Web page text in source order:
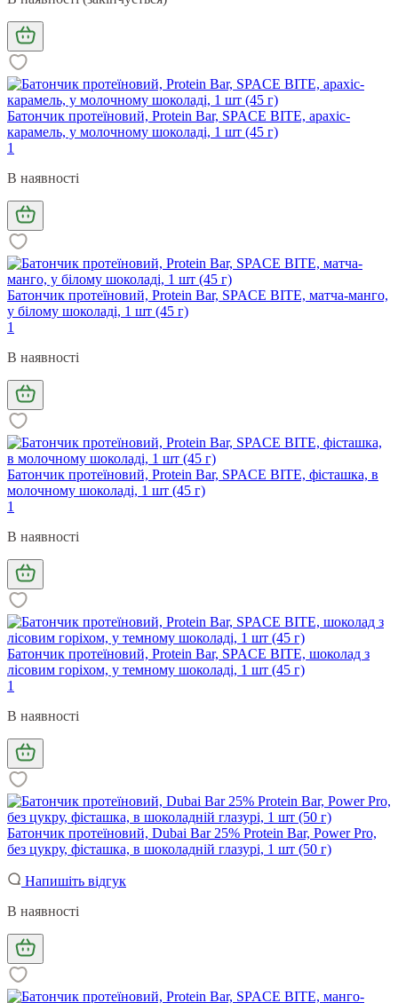
Батончик протеїновий, Protein Bar, SPACE BITE, арахіс-
карамель, у молочному шоколаді, 1 шт (45 г)
1
В наявності
Батончик протеїновий, Protein Bar, SPACE BITE, матча-манго,
у білому шоколаді, 1 шт (45 г)
1
В наявності
Батончик протеїновий, Protein Bar, SPACE BITE, фісташка, в
молочному шоколаді, 1 шт (45 г)
1
В наявності
Батончик протеїновий, Protein Bar, SPACE BITE, шоколад з
лісовим горіхом, у темному шоколаді, 1 шт (45 г)
1
В наявності
Батончик протеїновий, Dubai Bar 25% Protein Bar, Power Pro,
без цукру, фісташка, в шоколадній глазурі, 1 шт (50 г)
Напишіть відгук
В наявності